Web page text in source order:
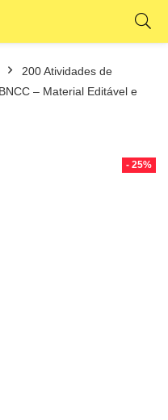
200 Atividades de
– Material Editável e
- 25%